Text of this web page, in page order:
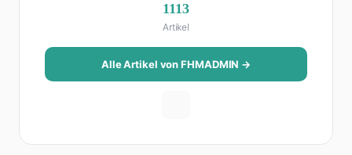
1113
Artikel
Alle Artikel von FHMADMIN →